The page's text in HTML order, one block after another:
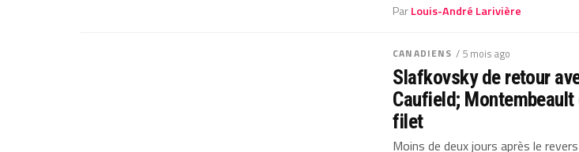
ParLouis-André Larivière
CANADIENS / 5 mois ago
Slafkovsky de retour
Caufield;
filet
Moins de deux jours après le